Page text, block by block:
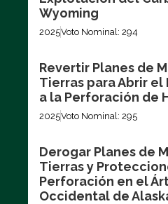
Wyoming
2025Voto Nominal: 294
Revertir Planes de
Tierras para Abrir
a la Perforación de
2025Voto Nominal: 295
Derogar Planes de
Tierras y
Perforación en el
Occidental de